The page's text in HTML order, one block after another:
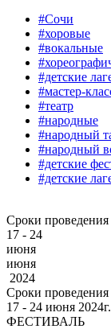
#Сочи
#хоровые
#вокальные
#детские
#мастер-
#театр
#народные
#народный
#народный
#детские
#детские
Сроки проведения
17 - 24
июня
июня
2024
Сроки проведения
17 ‐ 24 июня 2024г.
ФЕСТИВАЛЬ